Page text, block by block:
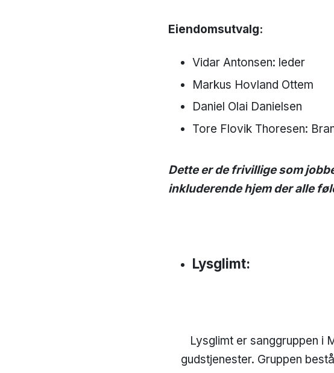
Eiendomsutvalg:
Vidar Antonsen: leder
Markus Hovland Ottem
​​​​​​​Daniel Olai Danielsen
​​​​​​​Tore Flovik Thoresen:
Dette er de frivillige som
inkluderende hjem der alle
Lysglimt:
Lysglimt er sanggruppen i
gudstjenester. Gruppen